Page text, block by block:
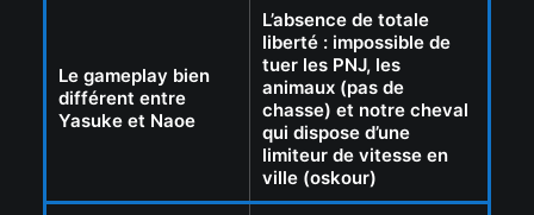
Le gameplay bien
différent entre
Yasuke et Naoe
L’absence de totale
liberté : impossible de
tuer les PNJ, les
animaux (pas de
chasse) et notre cheval
qui dispose d’une
limiteur de vitesse en
ville (oskour)